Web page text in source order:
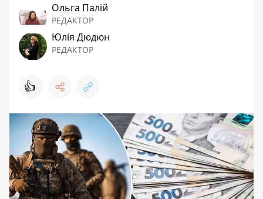
Ольга Палій
РЕДАКТОР
Юлія Дюдюн
РЕДАКТОР
👍